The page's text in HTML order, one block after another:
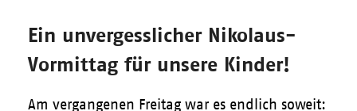
Ein unvergesslicher Nikolaus-
Vormittag für unsere Kinder!
Am vergangenen Freitag war es endlich soweit: